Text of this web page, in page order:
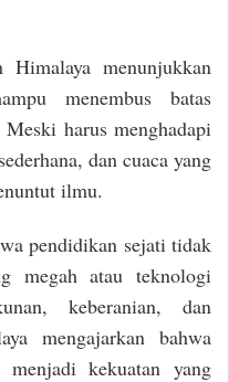
menunjukkan
menembus batas
harus menghadapi
dan cuaca yang
ilmu.
pendidikan sejati tidak
megah atau teknologi
keberanian, dan
mengajarkan bahwa
kekuatan yang